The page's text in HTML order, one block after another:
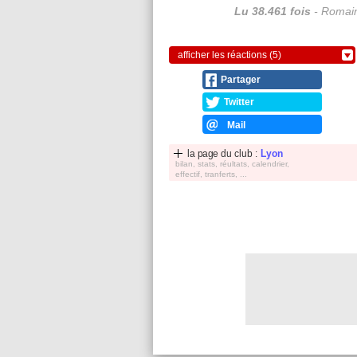
Lu 38.461 fois -
afficher les réactions (5)
Partager
Twitter
Mail
la page du club : Lyon
bilan, stats, réultats, calendrier,
effectif, tranferts, ...